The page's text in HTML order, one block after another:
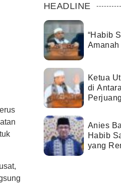
HEADLINE
“Habib
Amanah
Ketua
di
Anies
Habib
yang